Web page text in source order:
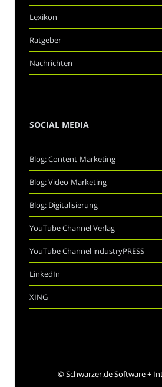
Lexikon
Ratgeber
Nachrichten
SOCIAL MEDIA
Blog: Content-Marketing
Blog: Video-Marketing
Blog: Digitalisierung
YouTube Channel Verlag
YouTube Channel industryPRESS
LinkedIn
XING
©Schwarzer.de Software +